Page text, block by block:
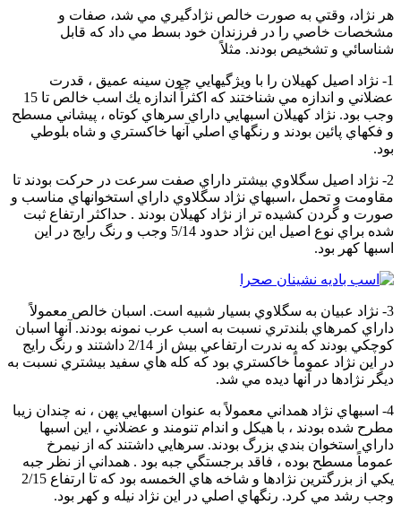
هر نژاد، وقتي به صورت خالص نژادگيري مي شد، صفات و
مشخصات خاصي را در فرزندان خود بسط مي داد كه قابل
شناسائي و تشخيص بودند. مثلاً
1- نژاد اصيل كهيلان را با ويژگيهايي چون سينه عميق ، قدرت
عضلاني و اندازه مي شناختند كه اكثراً اندازه يك اسب خالص تا 15
وجب بود. نژاد كهيلان اسبهايي داراي سرهاي كوتاه ، پيشاني مسطح
و فكهاي پائين بودند و رنگهاي اصلي آنها خاكستري و شاه بلوطي
بود.
2- نژاد اصيل سگلاوي بيشتر داراي صفت سرعت در حركت بودند تا
مقاومت و تحمل ،اسبهاي نژاد سگلاوي داراي استخوانهاي مناسب و
صورت و گردن كشيده تر از نژاد كهيلان بودند . حداكثر ارتفاع ثبت
شده براي نوع اصيل اين نژاد حدود 5/14 وجب و رنگ رايج در اين
اسبها كهر بود.
3- نژاد عبيان به سگلاوي بسيار شبيه است. اسبان خالص معمولاً
داراي كمرهاي بلندتري نسبت به اسب عرب نمونه بودند. آنها اسبان
كوچكي بودند كه به ندرت ارتفاعي بيش از 2/14 داشتند و رنگ رايج
در اين نژاد عموماً خاكستري بود كه كله هاي سفيد بيشتري نسبت به
ديگر نژادها در آنها ديده مي شد.
4- اسبهاي نژاد همداني معمولاً به عنوان اسبهايي پهن ، نه چندان زيبا
مطرح شده بودند ، با هيكل و اندام تنومند و عضلاني ، اين اسبها
داراي استخوان بندي بزرگ بودند. سرهايي داشتند كه از نيمرخ
عموماً مسطح بوده ، فاقد برجستگي جبه بود . همداني از نظر جبه
يكي از بزرگترين نژادها و شاخه هاي الخمسه بود كه تا ارتفاع 2/15
وجب رشد مي كرد. رنگهاي اصلي در اين نژاد نيله و كهر بود.